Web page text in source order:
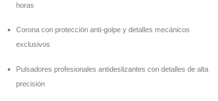
horas
Corona con protección anti-golpe y detalles mecánicos
exclusivos
Pulsadores profesionales antideslizantes con detalles de alta
precisión